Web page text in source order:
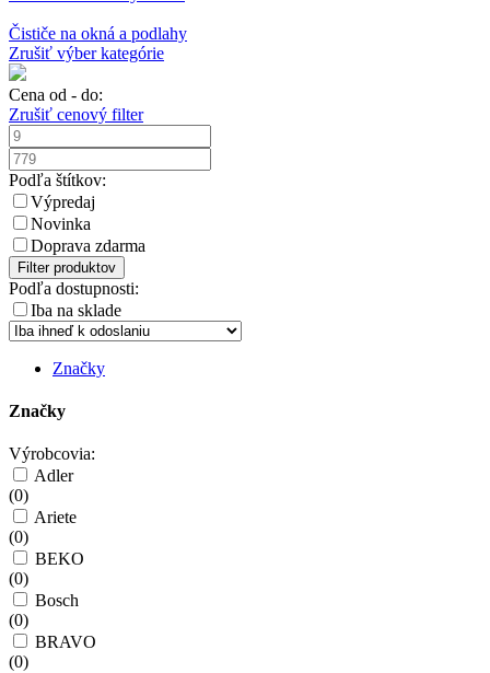
Čističe na okná a podlahy
Zrušiť výber kategórie
Cena od - do:
Zrušiť cenový filter
Podľa štítkov:
Výpredaj
Novinka
Doprava zdarma
Filter produktov
Podľa dostupnosti:
Iba na sklade
Značky
Značky
Výrobcovia:
Adler
(0)
Ariete
(0)
BEKO
(0)
Bosch
(0)
BRAVO
(0)